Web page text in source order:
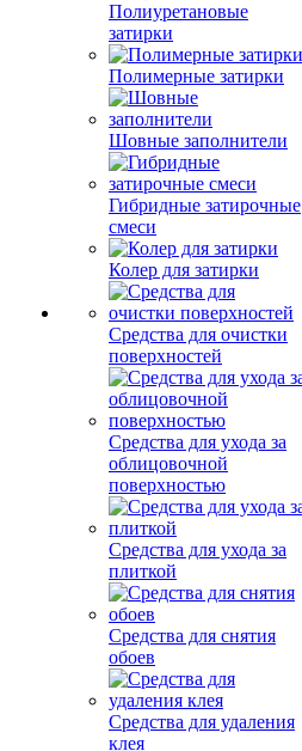
Полиуретановые
затирки
Полимерные затирки
Шовные заполнители
Гибридные затирочные
смеси
Колер для затирки
Средства для очистки
поверхностей
Средства для ухода за
облицовочной
поверхностью
Средства для ухода за
плиткой
Средства для снятия
обоев
Средства для удаления
клея